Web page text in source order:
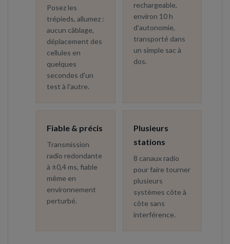
Posez les
trépieds, allumez :
aucun câblage,
déplacement des
cellules en
quelques
secondes d'un
test à l'autre.
rechargeable,
environ 10 h
d'autonomie,
transporté dans
un simple sac à
dos.
Fiable & précis
Transmission
radio redondante
à ±0,4 ms, fiable
même en
environnement
perturbé.
Plusieurs
stations
8 canaux radio
pour faire tourner
plusieurs
systèmes côte à
côte sans
interférence.